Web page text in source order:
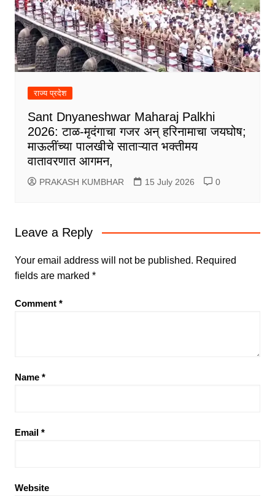
राज्य प्रदेश
Sant Dnyaneshwar Maharaj Palkhi
2026: टाळ-मृदंगाचा गजर अन् हरिनामाचा जयघोष;
माऊलींच्या पालखीचे साताऱ्यात भक्तीमय
वातावरणात आगमन,
PRAKASH KUMBHAR 15 July 2026 0
Leave a Reply
Your email address will not be published. Required
fields are marked *
Comment *
Name *
Email *
Website